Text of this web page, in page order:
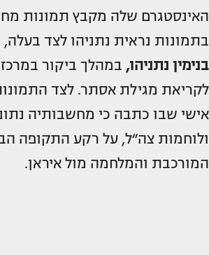
האינסטגרם שלה מקבץ תמונות
בתמונות נראית נתניהו לצד
בנימין נתניהו, במהלך ביקור
לקריאת מגילת אסתר. לצד
אישי שבו כתבה כי מחשבותיה
ולוחמות צה״ל, על רקע התקופה
המורכבת והמלחמה מול איראן.